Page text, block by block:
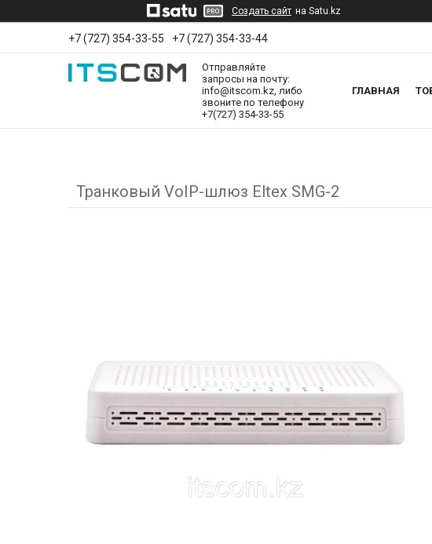
Создать сайт на Satu.kz
+7 (727) 354-33-55 +7 (727) 354-33-44
Отправляйте
запросы на почту:
info@itscom.kz, либо
звоните по телефону
+7(727) 354-33-55
ГЛАВНАЯ
Транковый VoIP-шлюз Eltex SMG-2